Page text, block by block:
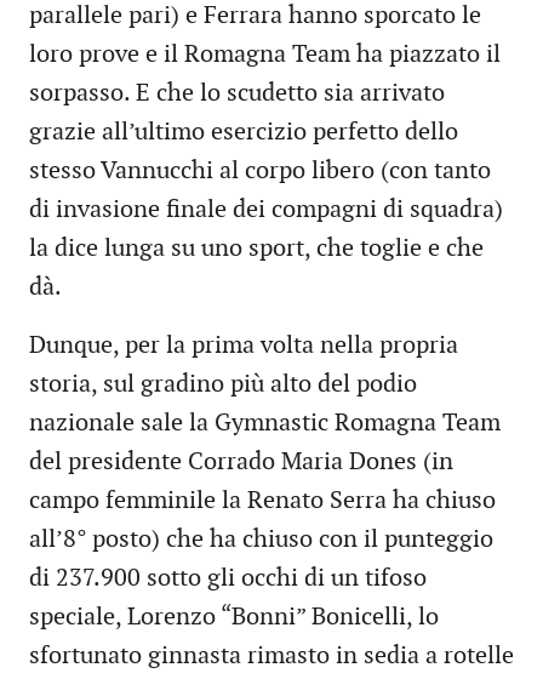
parallele pari) e Ferrara hanno sporcato le
loro prove e il Romagna Team ha piazzato il
sorpasso. E che lo scudetto sia arrivato
grazie all’ultimo esercizio perfetto dello
stesso Vannucchi al corpo libero (con tanto
di invasione finale dei compagni di squadra)
la dice lunga su uno sport, che toglie e che
dà.
Dunque, per la prima volta nella propria
storia, sul gradino più alto del podio
nazionale sale la Gymnastic Romagna Team
del presidente Corrado Maria Dones (in
campo femminile la Renato Serra ha chiuso
all’8° posto) che ha chiuso con il punteggio
di 237.900 sotto gli occhi di un tifoso
speciale, Lorenzo “Bonni” Bonicelli, lo
sfortunato ginnasta rimasto in sedia a rotelle